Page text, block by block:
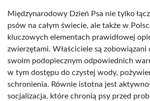
Międzynarodowy Dzień Psa nie tylko
psów na całym świecie, ale także w
kluczowych elementach prawidłowej
zwierzętami. Właściciele są zobowiązani
swoim podopiecznym odpowiednich
w tym dostępu do czystej wody,
schronienia. Równie istotna jest
socjalizacja, które chronią psy przed